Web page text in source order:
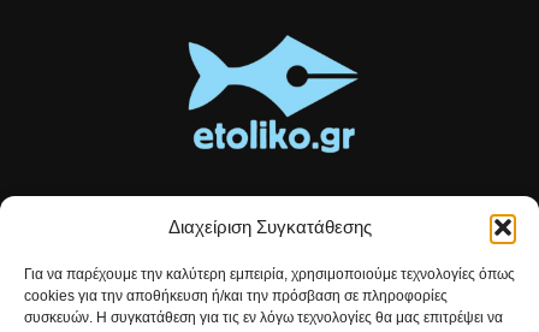
Διαχείριση Συγκατάθεσης
Για να παρέχουμε την καλύτερη εμπειρία, χρησιμοποιούμε τεχνολογίες όπως
cookies για την αποθήκευση ή/και την πρόσβαση σε πληροφορίες
συσκευών. Η συγκατάθεση για τις εν λόγω τεχνολογίες θα μας επιτρέψει να
Τοπικές ειδήσεις, αναλύσεις και ιστορίες από το Αιτωλικό
Αρθρογραφία που συνδέει, εμπνέει και ενημερώνει.